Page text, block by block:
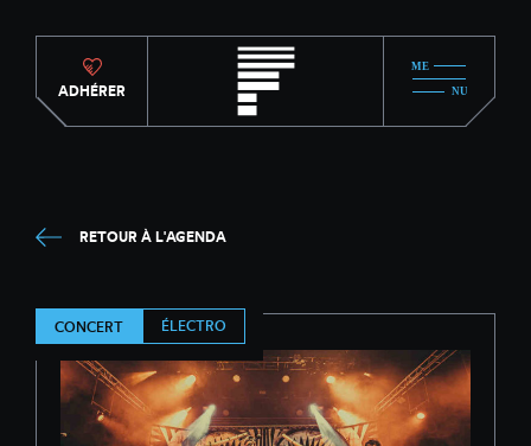
ADHÉRER
RETOUR À L'AGENDA
CONCERT ÉLECTRO